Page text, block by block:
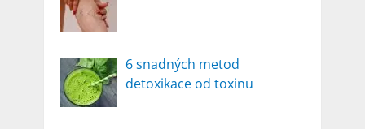
6 snadných metod
detoxikace od toxinu